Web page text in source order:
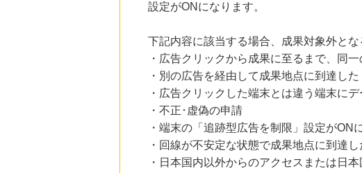
設定がONになります。
下記内容に該当する場合、成果対象外とな
・広告クリックから成果に至るまで、同
・別の広告を経由して成果地点に到達した
・広告クリックした端末とは違う端末に
・不正･虚偽の申請
・端末の「追跡型広告を制限」設定がON
・回線が不安定な状態で成果地点に到達し
・日本国内以外からのアクセスまたは日